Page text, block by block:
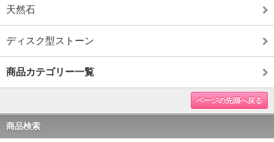
天然石
ディスク型ストーン
商品カテゴリー一覧
ページの先頭へ戻る
商品検索